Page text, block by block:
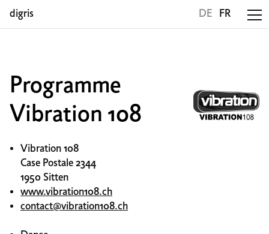
digris DE FR
Programme
Vibration 108
Vibration 108
Case Postale 2344
1950 Sitten
www.vibration108.ch
contact@vibration108.ch